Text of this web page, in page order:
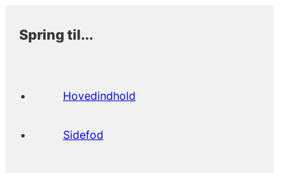
Spring til...
Hovedindhold
Sidefod